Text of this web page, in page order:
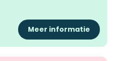
Meer informatie